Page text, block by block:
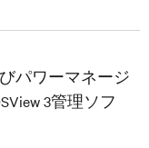
パワーマネージ
3管理ソフ